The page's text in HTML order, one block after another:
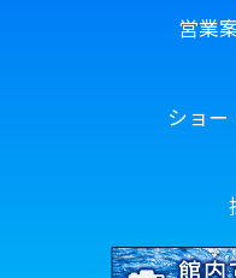
営業
ショ